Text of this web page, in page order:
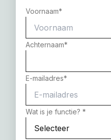
Voornaam*
Achternaam*
E-mailadres*
Wat is je functie? *